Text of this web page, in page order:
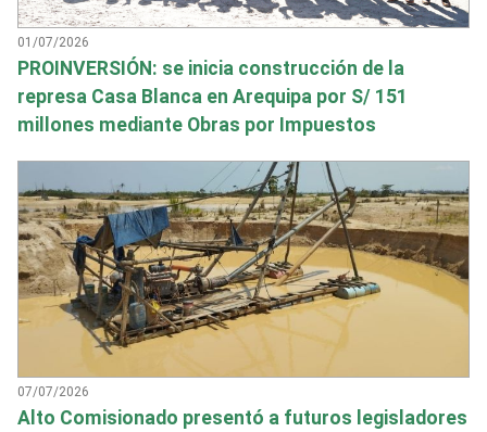
01/07/2026
PROINVERSIÓN: se inicia construcción de la
represa Casa Blanca en Arequipa por S/ 151
millones mediante Obras por Impuestos
07/07/2026
Alto Comisionado presentó a futuros legisladores